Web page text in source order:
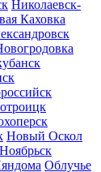
Николаевск-
Каховка
Новый Оскол
Ноябрьск
Облучье